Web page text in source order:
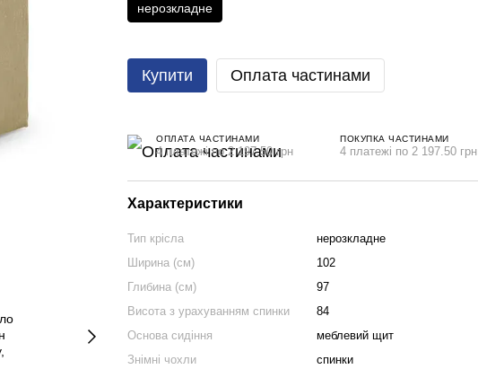
нерозкладне
Купити Оплата частинами
ОПЛАТА ЧАСТИНАМИ
4 платежі по 2 197.50 грн
ПОКУПКА ЧАСТИНАМИ
4 платежі по 2 197.50 грн
Характеристики
Тип крісла
нерозкладне
Ширина (см)
102
Глибина (см)
97
Висота з урахуванням спинки
84
Основа сидіння
меблевий щит
Знімні чохли
спинки